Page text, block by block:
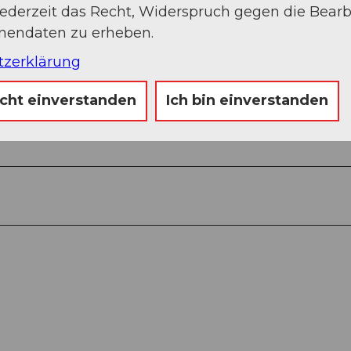
das Recht, Widerspruch gegen die
zu erheben.
einverstanden Ich bin einverstanden